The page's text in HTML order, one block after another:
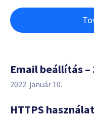
Email beállítás
2022. január 10.
HTTPS